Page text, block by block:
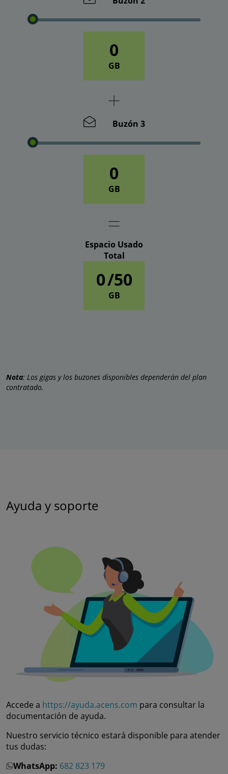
0
GB
Buzón 3
0
GB
Espacio Usado
Total
0/50
GB
Nota: Los gigas y los buzones disponibles dependerán del plan
contratado.
Ayuda y soporte
Accede a https://ayuda.acens.com para consultar la
documentación de ayuda.
Nuestro servicio técnico estará disponible para atender
tus dudas:
WhatsApp: 682 823 179